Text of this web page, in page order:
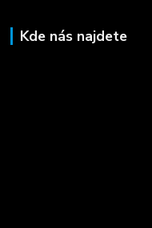
Kde nás najdete